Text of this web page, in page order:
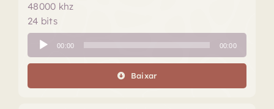
48000 khz
24 bits
Tocador
de
áudio
00:00 00:00
Baixar